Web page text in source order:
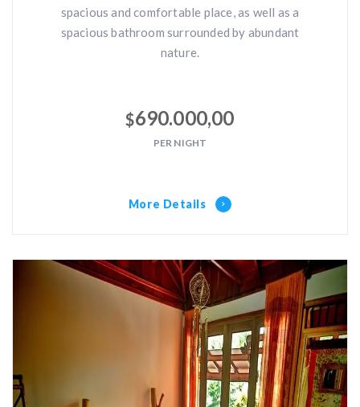
spacious and comfortable place, as well as a
spacious bathroom surrounded by abundant
nature.
$690.000,00
PER NIGHT
More Details